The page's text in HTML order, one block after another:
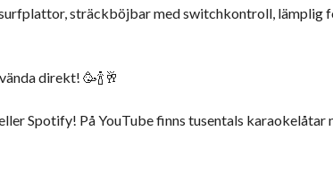
sträckböjbar med switchkontroll, lämplig
direkt! 🥳🍾🥂
Spotify! På YouTube finns tusentals karaokelåtar